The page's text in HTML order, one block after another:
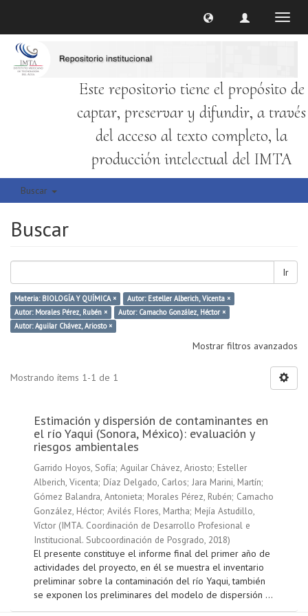
Este repositorio tiene el propósito de
captar, preservar y difundir, a través
del acceso al texto completo, la
producción intelectual del IMTA
Buscar
Buscar
Ir
Materia: BIOLOGÍA Y QUÍMICA ×
Autor: Esteller Alberich, Vicenta ×
Autor: Morales Pérez, Rubén ×
Autor: Camacho González, Héctor ×
Autor: Aguilar Chávez, Ariosto ×
Mostrar filtros avanzados
Mostrando ítems 1-1 de 1
Estimación y dispersión de contaminantes en
el río Yaqui (Sonora, México): evaluación y
riesgos ambientales
Garrido Hoyos, Sofía; Aguilar Chávez, Ariosto; Esteller
Alberich, Vicenta; Díaz Delgado, Carlos; Jara Marini, Martín;
Gómez Balandra, Antonieta; Morales Pérez, Rubén; Camacho
González, Héctor; Avilés Flores, Martha; Mejía Astudillo,
Víctor (IMTA. Coordinación de Desarrollo Profesional e
Institucional. Subcoordinación de Posgrado, 2018)
El presente constituye el informe final del primer año de
actividades del proyecto, en él se muestra el inventario
preliminar sobre la contaminación del río Yaqui, también
se exponen los preliminares del modelo de dispersión ...